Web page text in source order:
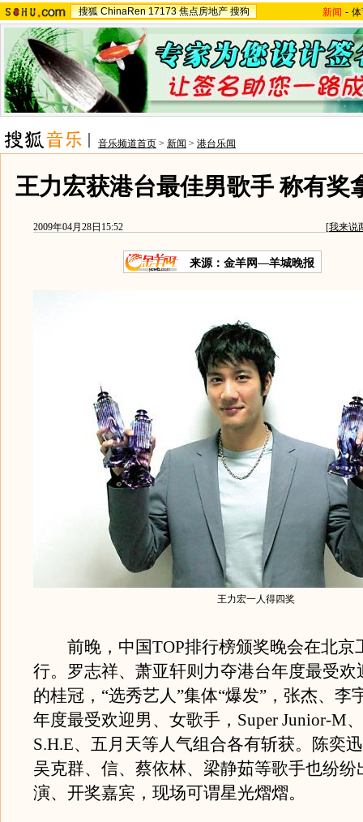
搜狐 ChinaRen 17173 焦点房地产 搜狗 新闻 -
音乐频道首页 > 新闻 > 港台乐闻
王力宏获港台最佳男歌手 称有奖
2009年04月28日15:52 [我来说
来源： 金羊网—羊城晚报
王力宏一人得四奖
前晚，中国TOP排行榜颁奖晚会在北京
行。罗志祥、萧亚轩则力夺港台年度最受欢
的桂冠，“选秀艺人”集体“爆发”，张杰、李
年度最受欢迎男、女歌手，Super Junior-M
S.H.E、五月天等人气组合各有斩获。陈奕
吴克群、信、蔡依林、梁静茹等歌手也纷纷
演、开奖嘉宾，现场可谓星光熠熠。